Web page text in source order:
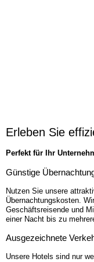
Erleben Sie
Perfekt für Ihr
Günstige
Nutzen Sie unsere
Übernachtungskosten.
Geschäftsreisende und
einer Nacht bis zu
Ausgezeichnete
Unsere Hotels sind nur